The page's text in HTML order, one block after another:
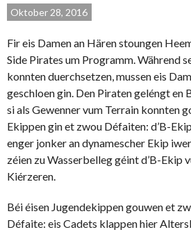
Oktober 28, 2016
Fir eis Damen an Hären stoungen
Side Pirates um Programm. Während
konnten duerchsetzen, mussen eis
geschloen gin. Den Piraten geléngt en
si als Gewenner vum Terrain konnten
Ekippen gin et zwou Défaiten: d’B-
enger jonker an dynamescher Ekip
zéien zu Wasserbelleg géint d’B-Ekip
Kiérzeren.
Béi éisen Jugendekippen gouwen et
Défaite: eis Cadets klappen hier